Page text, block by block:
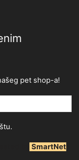
pet shop-a!
SmartNet